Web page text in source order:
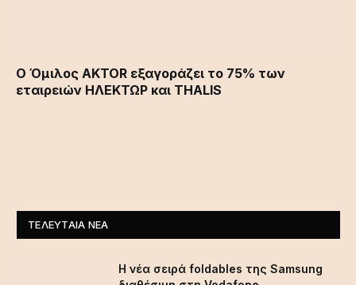
Ο Όμιλος AKTOR εξαγοράζει το 75% των
εταιρειών ΗΛΕΚΤΩΡ και THALIS
ΤΕΛΕΥΤΑΊΑ ΝΈΑ
Η νέα σειρά foldables της Samsung